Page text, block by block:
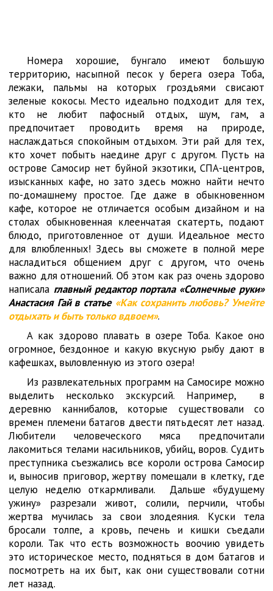
Номера хорошие, бунгало имеют большую
территорию, насыпной песок у берега озера Тоба,
лежаки, пальмы на которых гроздьями свисают
зеленые кокосы. Место идеально подходит для тех,
кто не любит пафосный отдых, шум, гам, а
предпочитает проводить время на природе,
наслаждаться спокойным отдыхом. Эти рай для тех,
кто хочет побыть наедине друг с другом. Пусть на
острове Самосир нет буйной экзотики, СПА-центров,
изысканных кафе, но зато здесь можно найти нечто
по-домашнему простое. Где даже в обыкновенном
кафе, которое не отличается особым дизайном и на
столах обыкновенная клеенчатая скатерть, подают
блюдо, приготовленное от души. Идеальное место
для влюбленных! Здесь вы сможете в полной мере
насладиться общением друг с другом, что очень
важно для отношений. Об этом как раз очень здорово
написала главный редактор портала «Солнечные руки»
Анастасия Гай в статье «Как сохранить любовь? Умейте
отдыхать и быть только вдвоем».
А как здорово плавать в озере Тоба. Какое оно
огромное, бездонное и какую вкусную рыбу дают в
кафешках, выловленную из этого озера!
Из развлекательных программ на Самосире можно
выделить несколько экскурсий. Например, в
деревню каннибалов, которые существовали со
времен племени батагов двести пятьдесят лет назад.
Любители человеческого мяса предпочитали
лакомиться телами насильников, убийц, воров. Судить
преступника съезжались все короли острова Самосир
и, выносив приговор, жертву помещали в клетку, где
целую неделю откармливали. Дальше «будущему
ужину» разрезали живот, солили, перчили, чтобы
жертва мучилась за свои злодеяния. Куски тела
бросали толпе, а кровь, печень и кишки съедали
короли. Так что есть возможность воочию увидеть
это историческое место, подняться в дом батагов и
посмотреть на их быт, как они существовали сотни
лет назад.